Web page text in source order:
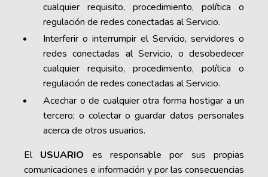
cualquier requisito, procedimiento, política o
regulación de redes conectadas al Servicio.
Interferir o interrumpir el Servicio, servidores o
redes conectadas al Servicio, o desobedecer
cualquier requisito, procedimiento, política o
regulación de redes conectadas al Servicio.
Acechar o de cualquier otra forma hostigar a un
tercero; o colectar o guardar datos personales
acerca de otros usuarios.
El USUARIO es responsable por sus propias
comunicaciones e información y por las consecuencias